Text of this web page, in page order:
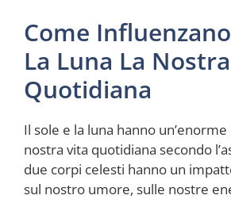
Come
La Luna La
Quotidiana
Il sole e la luna hanno
nostra vita quotidiana secondo
due corpi celesti hanno un
sul nostro umore, sulle nostre